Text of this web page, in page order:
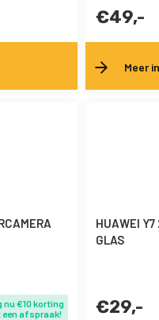
€49,-
Meer
nu €10 korting
een afspraak!
HUAWEI
GLAS
€29,-